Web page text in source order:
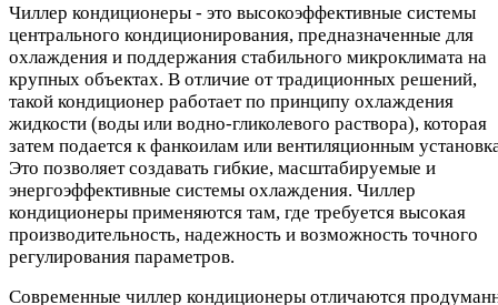
Чиллер кондиционеры - это высокоэффективные системы
центрального кондиционирования, предназначенные для
охлаждения и поддержания стабильного микроклимата на
крупных объектах. В отличие от традиционных решений,
такой кондиционер работает по принципу охлаждения
жидкости (воды или водно-гликолевого раствора), которая
затем подается к фанкоилам или вентиляционным
Это позволяет создавать гибкие, масштабируемые и
энергоэффективные системы охлаждения. Чиллер
кондиционеры применяются там, где требуется высокая
производительность, надежность и возможность точного
регулирования параметров.
Современные чиллер кондиционеры отличаются